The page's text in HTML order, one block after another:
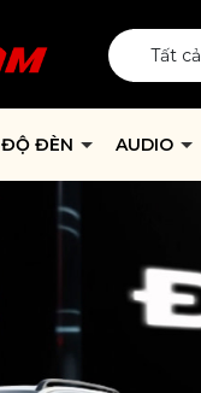
Tất cả
ĐỘ ĐÈN AUDIO